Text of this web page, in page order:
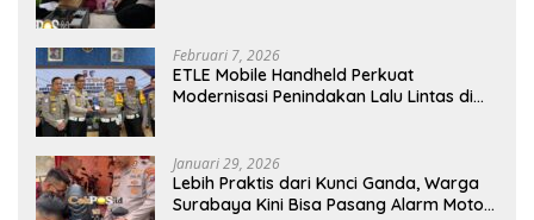
Februari 7, 2026
ETLE Mobile Handheld Perkuat
Modernisasi Penindakan Lalu Lintas di
Januari 29, 2026
Lebih Praktis dari Kunci Ganda, Warga
Surabaya Kini Bisa Pasang Alarm Motor